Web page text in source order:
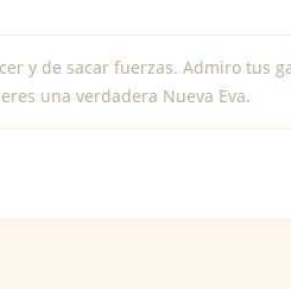
y de sacar fuerzas. Admiro tus
una verdadera Nueva Eva.